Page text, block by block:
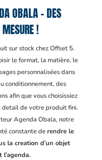
OBALA – DES
!
sur stock chez Offset 5.
le format, la matière, le
personnalisées dans
conditionnement, des
afin que vous choisissiez
detail de votre produit fini.
Agenda Obala, notre
constante derendre le
la creation d’un objet
l’agenda.